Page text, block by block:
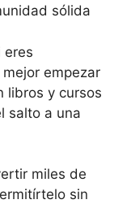
sólida
eres
empezar
libros y cursos
salto a una
miles de
sin